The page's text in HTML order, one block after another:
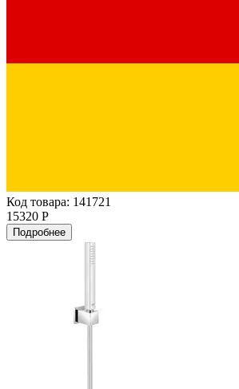
Код товара: 141721
15320 Р
Подробнее